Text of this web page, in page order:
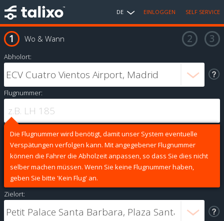
DE EINLOGGEN SELF SERVICE
Wo & Wann
Abholort:
Flugnummer:
Die Flugnummer wird benötigt, damit unser System eventuelle
Verspätungen verfolgen kann. Mit angegebener Flugnummer
können die Fahrer die Abholzeit anpassen, so dass Sie dies nicht
selber machen müssen. Wenn Sie keine Flugnummer haben,
geben Sie bitte 'Kein Flug' an.
Zielort: